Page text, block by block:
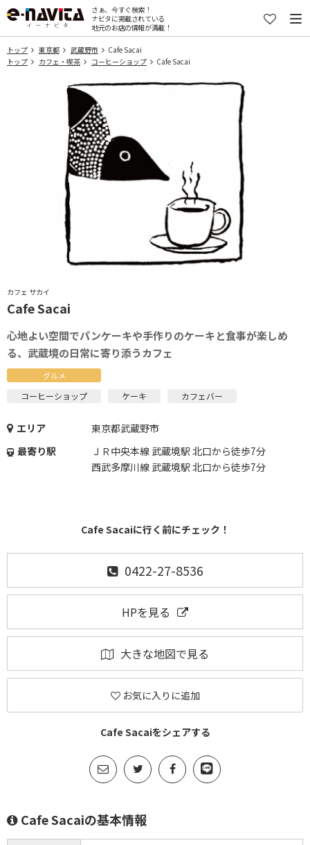
さぁ、今すぐ検索！
ナビタに掲載されている
地元のお店の情報が満載！
トップ 東京都 武蔵野市
Cafe Sacai
トップ
カフェ・喫茶 コーヒーショップ Cafe Sacai
カフェ サカイ
Cafe Sacai
心地よい空間でパンケーキや手作りのケーキと食事が楽しめ
る、武蔵境の日常に寄り添うカフェ
グルメ
コーヒーショップ ケーキ カフェバー
エリア
東京都武蔵野市
最寄り駅
ＪＲ中央本線 武蔵境駅 北口から徒歩7分
西武多摩川線 武蔵境駅 北口から徒歩7分
Cafe Sacaiに行く前にチェック！
0422-27-8536
HPを見る
大きな地図で見る
お気に入りに追加
Cafe Sacaiをシェアする
Cafe Sacaiの基本情報